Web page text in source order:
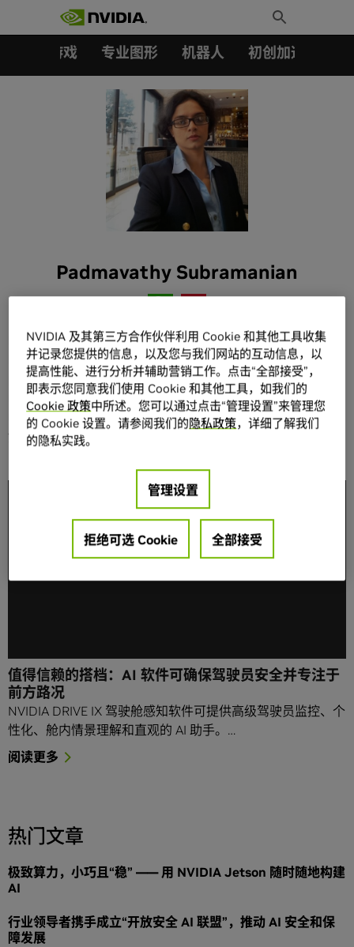
Toggle
Search
游戏 专业图形 机器人 初创加速会员成
Padmavathy Subramanian
Padmavathy Subramanian is a director of Product
Management at NVIDIA, working on the DRIVE AP2X
platform. Previously, she worked in product leadership
roles at autonomous vehicle startups. Padmavathy is a
mother of two kids and a practitioner of martial arts,
yoga and meditation.
值得信赖的搭档：AI 软件可确保驾驶员安全并专注于
前方路况
NVIDIA DRIVE IX 驾驶舱感知软件可提供高级驾驶员监控、个
性化、舱内情景理解和直观的 AI 助手。…
阅读更多
热门文章
极致算力，小巧且“稳” —— 用 NVIDIA Jetson 随时随地构建
AI
行业领导者携手成立“开放安全 AI 联盟”，推动 AI 安全和保
障发展
NVIDIA 及其第三方合作伙伴利用 Cookie 和其他工具收集
并记录您提供的信息，以及您与我们网站的互动信息，以
提高性能、进行分析并辅助营销工作。点击“全部接受”，
即表示您同意我们使用 Cookie 和其他工具，如我们的
Cookie 政策中所述。您可以通过点击“管理设置”来管理您
的 Cookie 设置。请参阅我们的隐私政策，详细了解我们
的隐私实践。
管理设置
拒绝可选 Cookie 全部接受